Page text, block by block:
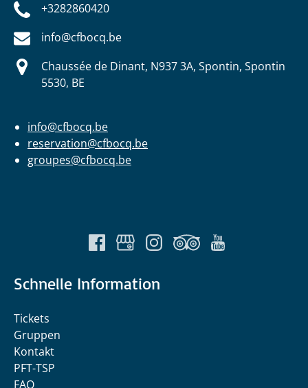
+3282860420
info@cfbocq.be
Chaussée de Dinant, N937 3A, Spontin, Spontin
5530, BE
info@cfbocq.be
reservation@cfbocq.be
groupes@cfbocq.be
Schnelle Information
Tickets
Gruppen
Kontakt
PFT-TSP
FAQ